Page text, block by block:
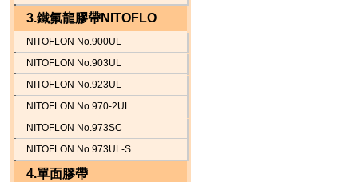
3.鐵氟龍膠帶NITOFLO
NITOFLON No.900UL
NITOFLON No.903UL
NITOFLON No.923UL
NITOFLON No.970-2UL
NITOFLON No.973SC
NITOFLON No.973UL-S
4.單面膠帶